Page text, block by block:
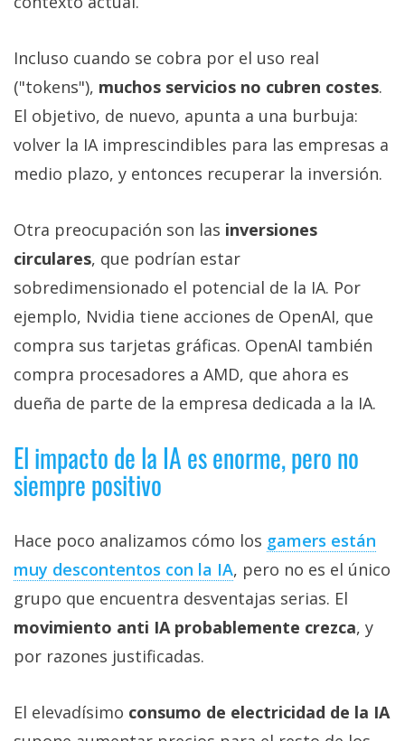
Incluso cuando se cobra por el uso real
("tokens"), muchos servicios no cubren costes.
El objetivo, de nuevo, apunta a una burbuja:
volver la IA imprescindibles para las empresas a
medio plazo, y entonces recuperar la inversión.
Otra preocupación son las inversiones
circulares, que podrían estar
sobredimensionado el potencial de la IA. Por
ejemplo, Nvidia tiene acciones de OpenAI, que
compra sus tarjetas gráficas. OpenAI también
compra procesadores a AMD, que ahora es
dueña de parte de la empresa dedicada a la IA.
El impacto de la IA es enorme, pero no
siempre positivo
Hace poco analizamos cómo los gamers están
muy descontentos con la IA‎, pero no es el único
grupo que encuentra desventajas serias. El
movimiento anti IA probablemente crezca, y
por razones justificadas.
El elevadísimo consumo de electricidad de la IA